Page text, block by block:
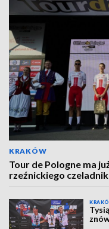
KRAKÓW
Tour de Pologne ma
rzeźnickiego